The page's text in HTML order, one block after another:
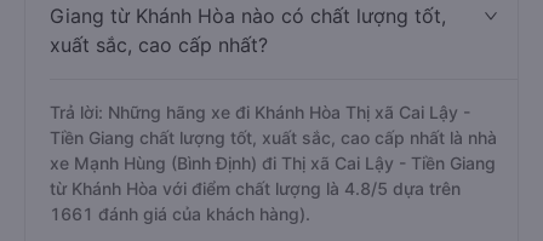
Giang từ Khánh Hòa nào có chất lượng tốt,
xuất sắc, cao cấp nhất?
Trả lời: Những hãng xe đi Khánh Hòa Thị xã Cai Lậy -
Tiền Giang chất lượng tốt, xuất sắc, cao cấp nhất là nhà
xe Mạnh Hùng (Bình Định) đi Thị xã Cai Lậy - Tiền Giang
từ Khánh Hòa với điểm chất lượng là 4.8/5 dựa trên
1661 đánh giá của khách hàng).